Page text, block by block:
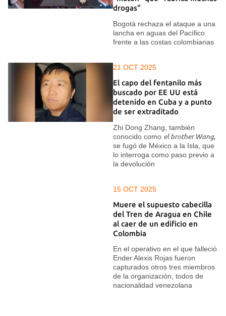
drogas"
Bogotá rechaza el ataque a una
lancha en aguas del Pacífico
frente a las costas colombianas
21 OCT 2025
El capo del fentanilo más
buscado por EE UU está
detenido en Cuba y a punto
de ser extraditado
Zhi Dong Zhang, también
conocido como el brother Wang,
se fugó de México a la Isla, que
lo interroga como paso previo a
la devolución
15 OCT 2025
Muere el supuesto cabecilla
del Tren de Aragua en Chile
al caer de un edificio en
Colombia
En el operativo en el que falleció
Ender Alexis Rojas fueron
capturados otros tres miembros
de la organización, todos de
nacionalidad venezolana